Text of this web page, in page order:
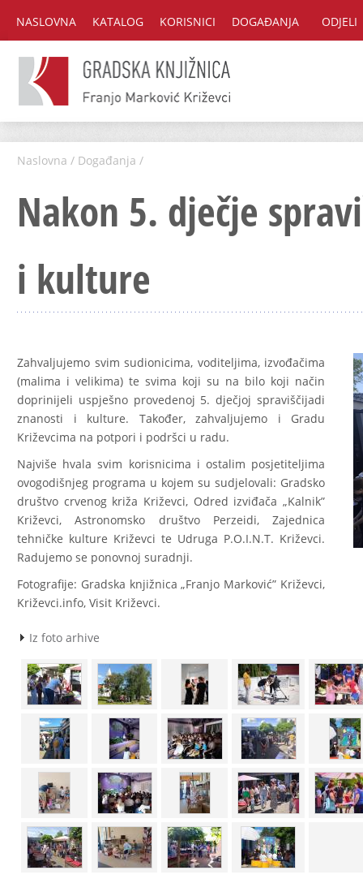
NASLOVNA KATALOG KORISNICI DOGAĐANJA ODJELI
Naslovna / Događanja /
Nakon 5. dječje
i kulture
Zahvaljujemo svim sudionicima, voditeljima, izvođačima
(malima i velikima) te svima koji su na bilo koji način
doprinijeli uspješno provedenoj 5. dječjoj spraviščijadi
znanosti i kulture. Također, zahvaljujemo i Gradu
Križevcima na potpori i podršci u radu.
Najviše hvala svim korisnicima i ostalim posjetiteljima
ovogodišnjeg programa u kojem su sudjelovali: Gradsko
društvo crvenog križa Križevci, Odred izviđača „Kalnik”
Križevci, Astronomsko društvo Perzeidi, Zajednica
tehničke kulture Križevci te Udruga P.O.I.N.T. Križevci.
Radujemo se ponovnoj suradnji.
Fotografije: Gradska knjižnica„Franjo Marković” Križevci,
Križevci.info, Visit Križevci.
Iz foto arhive